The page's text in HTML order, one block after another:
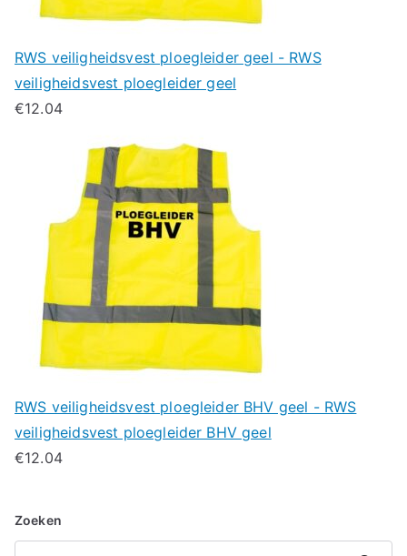
RWS veiligheidsvest ploegleider geel - RWS
veiligheidsvest ploegleider geel
€12.04
RWS veiligheidsvest ploegleider BHV geel - RWS
veiligheidsvest ploegleider BHV geel
€12.04
Zoeken